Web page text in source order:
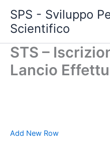
contenuto
SPS - Sviluppo
Scientifico
STS –
Lancio
Add New Row